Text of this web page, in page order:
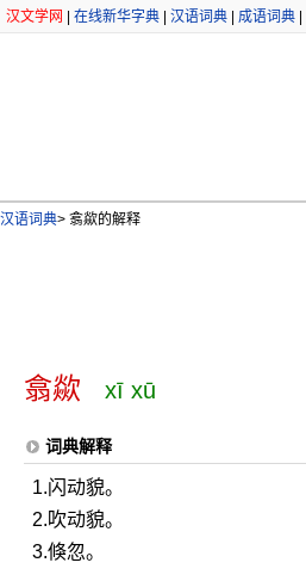
汉文学网 在线新华字典 汉语词典 成语词典
汉语词典> 翕歘的解释
翕歘 xī xū
词典解释
1.闪动貌。
2.吹动貌。
3.倏忽。